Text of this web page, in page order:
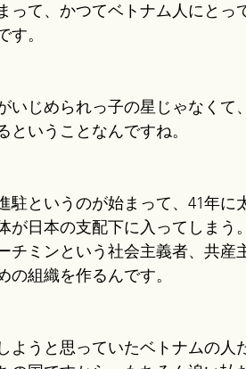
って、かつてベトナム人にと
す。
いじめられっ子の星じゃなく
ということなんですね。
駐というのが始まって、41年
が日本の支配下に入ってしまう。
チミンという社会主義者、共産
の組織を作るんです。
ようと思っていたベトナムの人